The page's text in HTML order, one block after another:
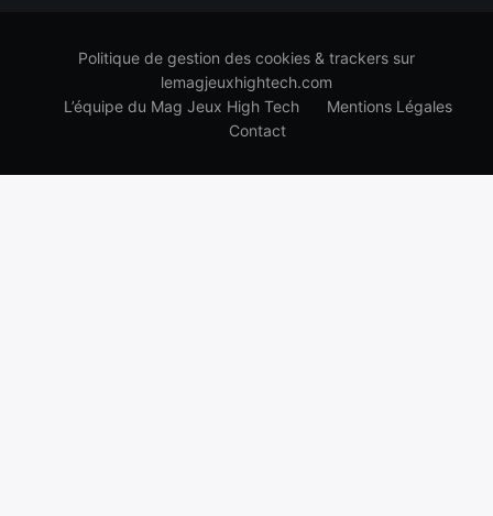
Politique de gestion des cookies & trackers sur
lemagjeuxhightech.com
L’équipe du Mag Jeux High Tech
Mentions Légales
Contact